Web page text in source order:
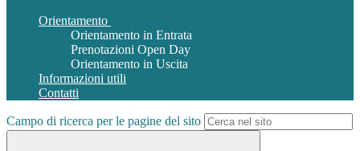
Orientamento
Orientamento in Entrata
Prenotazioni Open Day
Orientamento in Uscita
Informazioni utili
Contatti
Campo di ricerca per le pagine del sito